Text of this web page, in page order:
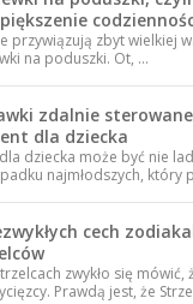
przywiązują zbyt wielkiej
na poduszki. Ot, …
zdalnie
dla dziecka
dziecka może być nie
najmłodszych, który
cech
zwykło się
Prawdą jest, że